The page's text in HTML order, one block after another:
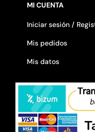
MI CUENTA
Iniciar sesión /
Mis pedidos
Mis datos